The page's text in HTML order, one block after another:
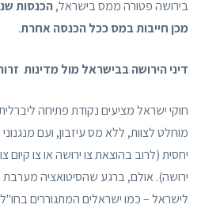
בירושה פטורה ממס בישראל,הכנסות
מכן חייבות במס ככל הכנסה אחרת.
דיני הירושה בבישראל מול מדינות
חוקי ישראל מציעים נקודת פתיחה
מוחלט לצוות, ללא מס עיזבון, ועם
יחסית (לרוב בהוצאת צו ירושה או צו קיום
ירושה). אולם, ברגע שהסיטואציה מערבת
לישראל – כמו ישראלים המתגוררים